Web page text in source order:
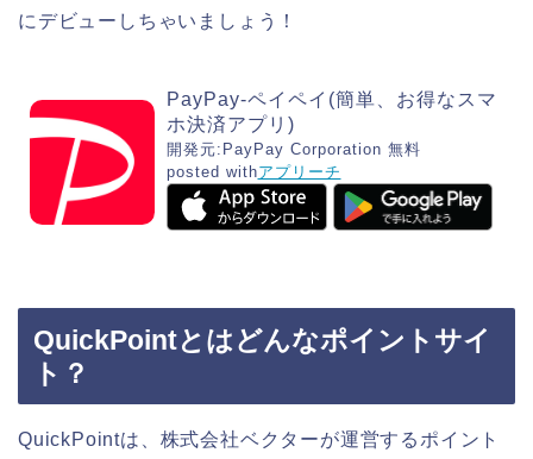
にデビューしちゃいましょう！
PayPay-ペイペイ(簡単、お得なスマ
ホ決済アプリ)
開発元: PayPay Corporation 無料
posted withアプリーチ
QuickPointとはどんなポイントサイ
ト？
QuickPointは、株式会社ベクターが運営するポイント